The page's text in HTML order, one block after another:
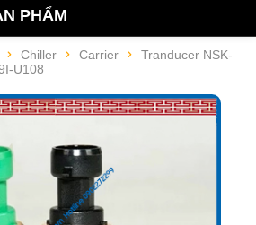
PHẨM
Chiller Carrier
Tranducer NSK-
U108